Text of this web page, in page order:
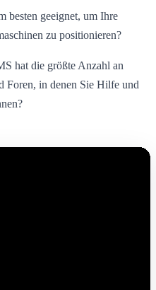
besten geeignet, um Ihre
zu positionieren?
hat die größte Anzahl an
Foren, in denen Sie Hilfe und